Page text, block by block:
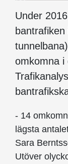
Under
omkomna i
- 14
lägsta
Sara
Utöver